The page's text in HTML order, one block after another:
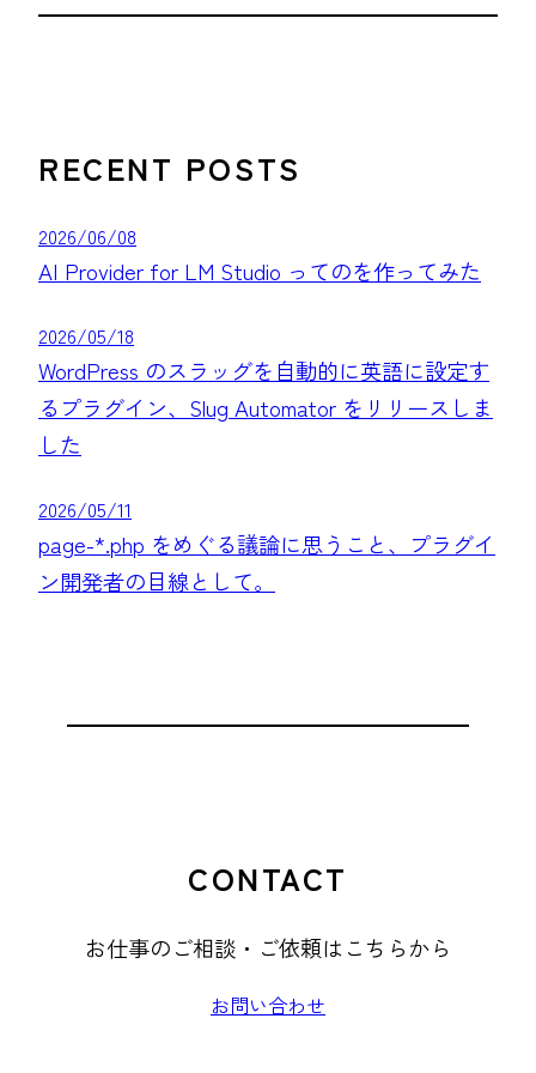
RECENT POSTS
2026/06/08
AI Provider for LM Studio ってのを作ってみた
2026/05/18
WordPress のスラッグを自動的に英語に設定す
るプラグイン、Slug Automator をリリースしま
した
2026/05/11
page-*.php をめぐる議論に思うこと、プラグイ
ン開発者の目線として。
CONTACT
お仕事のご相談・ご依頼はこちらから
お問い合わせ